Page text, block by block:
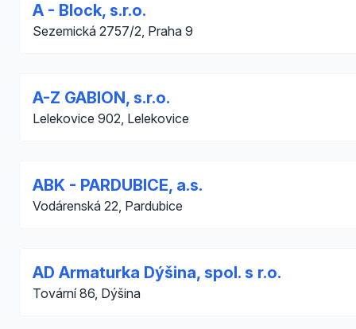
A - Block, s.r.o.
Sezemická 2757/2, Praha 9
A-Z GABION, s.r.o.
Lelekovice 902, Lelekovice
ABK - PARDUBICE, a.s.
Vodárenská 22, Pardubice
AD Armaturka Dýšina, spol. s r.o.
Tovární 86, Dýšina